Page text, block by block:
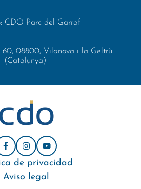
CDO Parc del Garraf
60, 08800, Vilanova i la Geltrù
(Catalunya)
de privacidad
Aviso legal